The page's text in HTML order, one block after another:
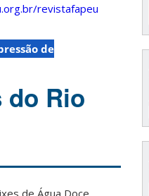
revistafapeu
de
do Rio